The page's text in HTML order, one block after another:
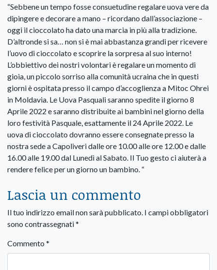
“Sebbene un tempo fosse consuetudine regalare uova vere da
dipingere e decorare a mano – ricordano dall’associazione –
oggi il cioccolato ha dato una marcia in più alla tradizione.
D’altronde si sa… non si è mai abbastanza grandi per ricevere
l’uovo di cioccolato e scoprire la sorpresa al suo interno!
L’obbiettivo dei nostri volontari è regalare un momento di
gioia, un piccolo sorriso alla comunità ucraina che in questi
giorni è ospitata presso il campo d’accoglienza a Mitoc Ohrei
in Moldavia. Le Uova Pasquali saranno spedite il giorno 8
Aprile 2022 e saranno distribuite ai bambini nel giorno della
loro festività Pasquale, esattamente il 24 Aprile 2022. Le
uova di cioccolato dovranno essere consegnate presso la
nostra sede a Capoliveri dalle ore 10.00 alle ore 12.00 e dalle
16.00 alle 19.00 dal Lunedì al Sabato. Il Tuo gesto ci aiuterà a
rendere felice per un giorno un bambino. “
Lascia un commento
Il tuo indirizzo email non sarà pubblicato. I campi obbligatori
sono contrassegnati*
Commento *